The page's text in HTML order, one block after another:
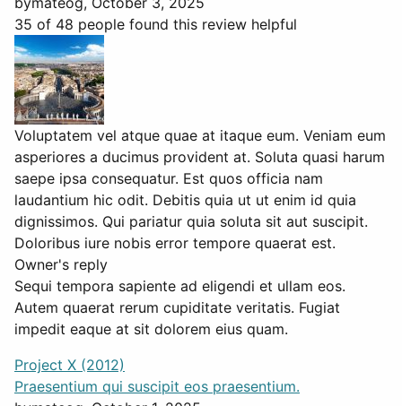
35 of 48 people found this review helpful
Voluptatem vel atque quae at itaque eum. Veniam eum
asperiores a ducimus provident at. Soluta quasi harum
saepe ipsa consequatur. Est quos officia nam
laudantium hic odit. Debitis quia ut ut enim id quia
dignissimos. Qui pariatur quia soluta sit aut suscipit.
Doloribus iure nobis error tempore quaerat est.
Owner's reply
Sequi tempora sapiente ad eligendi et ullam eos.
Autem quaerat rerum cupiditate veritatis. Fugiat
impedit eaque at sit dolorem eius quam.
Project X (2012)
Praesentium qui suscipit eos praesentium.